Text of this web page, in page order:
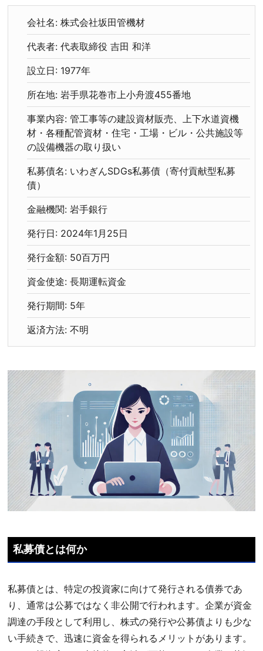
会社名: 株式会社坂田管機材
代表者: 代表取締役 吉田 和洋
設立日: 1977年
所在地: 岩手県花巻市上小舟渡455番地
事業内容: 管工事等の建設資材販売、上下水道資機
材・各種配管資材・住宅・工場・ビル・公共施設等
の設備機器の取り扱い
私募債名: いわぎんSDGs私募債（寄付貢献型私募
債）
金融機関: 岩手銀行
発行日: 2024年1月25日
発行金額: 50百万円
資金使途: 長期運転資金
発行期間: 5年
返済方法: 不明
私募債とは何か
私募債とは、特定の投資家に向けて発行される債券であ
り、通常は公募ではなく非公開で行われます。企業が資金
調達の手段として利用し、株式の発行や公募債よりも少な
い手続きで、迅速に資金を得られるメリットがあります。